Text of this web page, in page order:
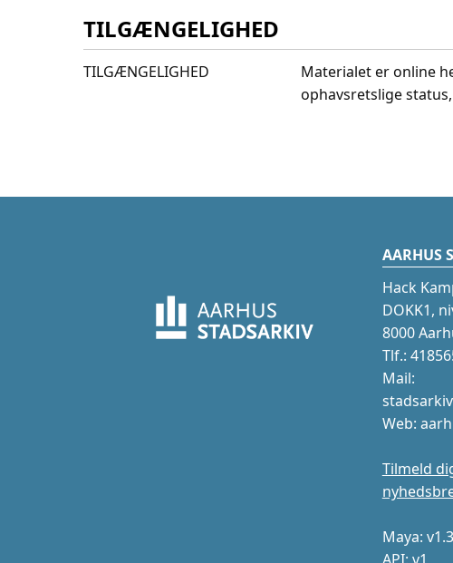
TILGÆNGELIGHED
TILGÆNGELIGHED
Materialet er online
ophavsretslige
AARHUS
Hack
DOKK1,
8000
Tlf.:
Mail:
Web:
Tilmeld
Maya: